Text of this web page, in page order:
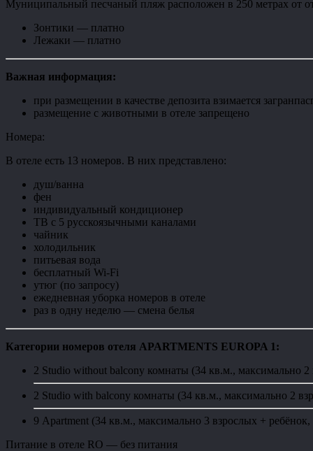
Муниципальный песчаный пляж расположен в 250 метрах от
Зонтики — платно
Лежаки — платно
Важная информация:
при размещении в качестве депозита взимается
размещение с животными в отеле запрещено
Номера:
В отеле есть 13 номеров. В них представлено:
душ/ванна
фен
индивидуальный кондиционер
ТВ с 5 русскоязычными каналами
чайник
холодильник
питьевая вода
бесплатный Wi-Fi
утюг (по запросу)
ежедневная уборка номеров в отеле
раз в одну неделю — смена белья
Категории номеров отеля APARTMENTS EUROPA 1 :
2 Studio without balcony комнаты (34 кв.м., максимально
2 Studio with balcony комнаты (34 кв.м., максимально 2
9 Apartment (34 кв.м., максимально 3 взрослых +
Питание в отеле RO — без питания